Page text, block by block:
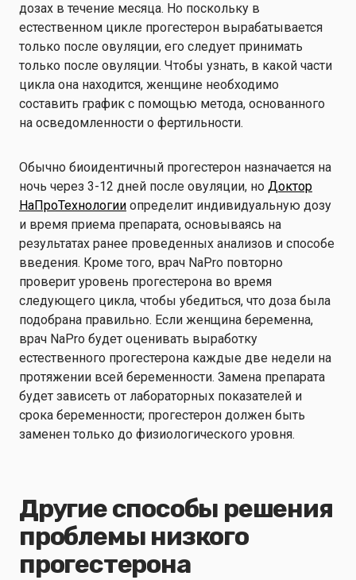
дозах в течение месяца. Но поскольку в
естественном цикле прогестерон вырабатывается
только после овуляции, его следует принимать
только после овуляции. Чтобы узнать, в какой части
цикла она находится, женщине необходимо
составить график с помощью метода, основанного
на осведомленности о фертильности.
Обычно биоидентичный прогестерон назначается на
ночь через 3-12 дней после овуляции, но Доктор
НаПроТехнологии определит индивидуальную дозу
и время приема препарата, основываясь на
результатах ранее проведенных анализов и способе
введения. Кроме того, врач NaPro повторно
проверит уровень прогестерона во время
следующего цикла, чтобы убедиться, что доза была
подобрана правильно. Если женщина беременна,
врач NaPro будет оценивать выработку
естественного прогестерона каждые две недели на
протяжении всей беременности. Замена препарата
будет зависеть от лабораторных показателей и
срока беременности; прогестерон должен быть
заменен только до физиологического уровня.
Другие способы решения
проблемы низкого
прогестерона